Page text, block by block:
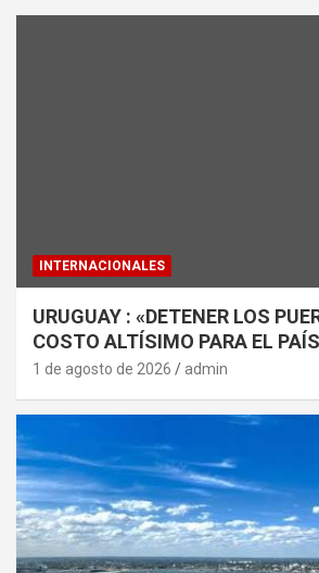
INTERNACIONALES
URUGUAY : «DETENER LOS
COSTO ALTÍSIMO PARA EL
1 de agosto de 2026 admin